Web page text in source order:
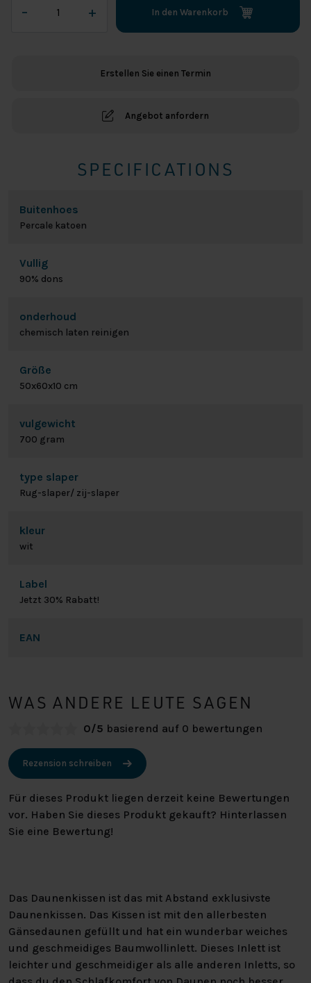
– + In den Warenkorb
Erstellen Sie einen Termin
Angebot anfordern
SPECIFICATIONS
Buitenhoes
Percale katoen
Vullig
90% dons
onderhoud
chemisch laten reinigen
Größe
50x60x10 cm
vulgewicht
700 gram
type slaper
Rug-slaper/ zij-slaper
kleur
wit
Label
Jetzt 30% Rabatt!
EAN
WAS ANDERE LEUTE SAGEN
0/5 basierend auf 0 bewertungen
Rezension schreiben
Für dieses Produkt liegen derzeit keine Bewertungen
vor. Haben Sie dieses Produkt gekauft? Hinterlassen
Sie eine Bewertung!
Das Daunenkissen ist das mit Abstand exklusivste
Daunenkissen. Das Kissen ist mit den allerbesten
Gänsedaunen gefüllt und hat ein wunderbar weiches
und geschmeidiges Baumwollinlett. Dieses Inlett ist
leichter und geschmeidiger als alle anderen Inletts, so